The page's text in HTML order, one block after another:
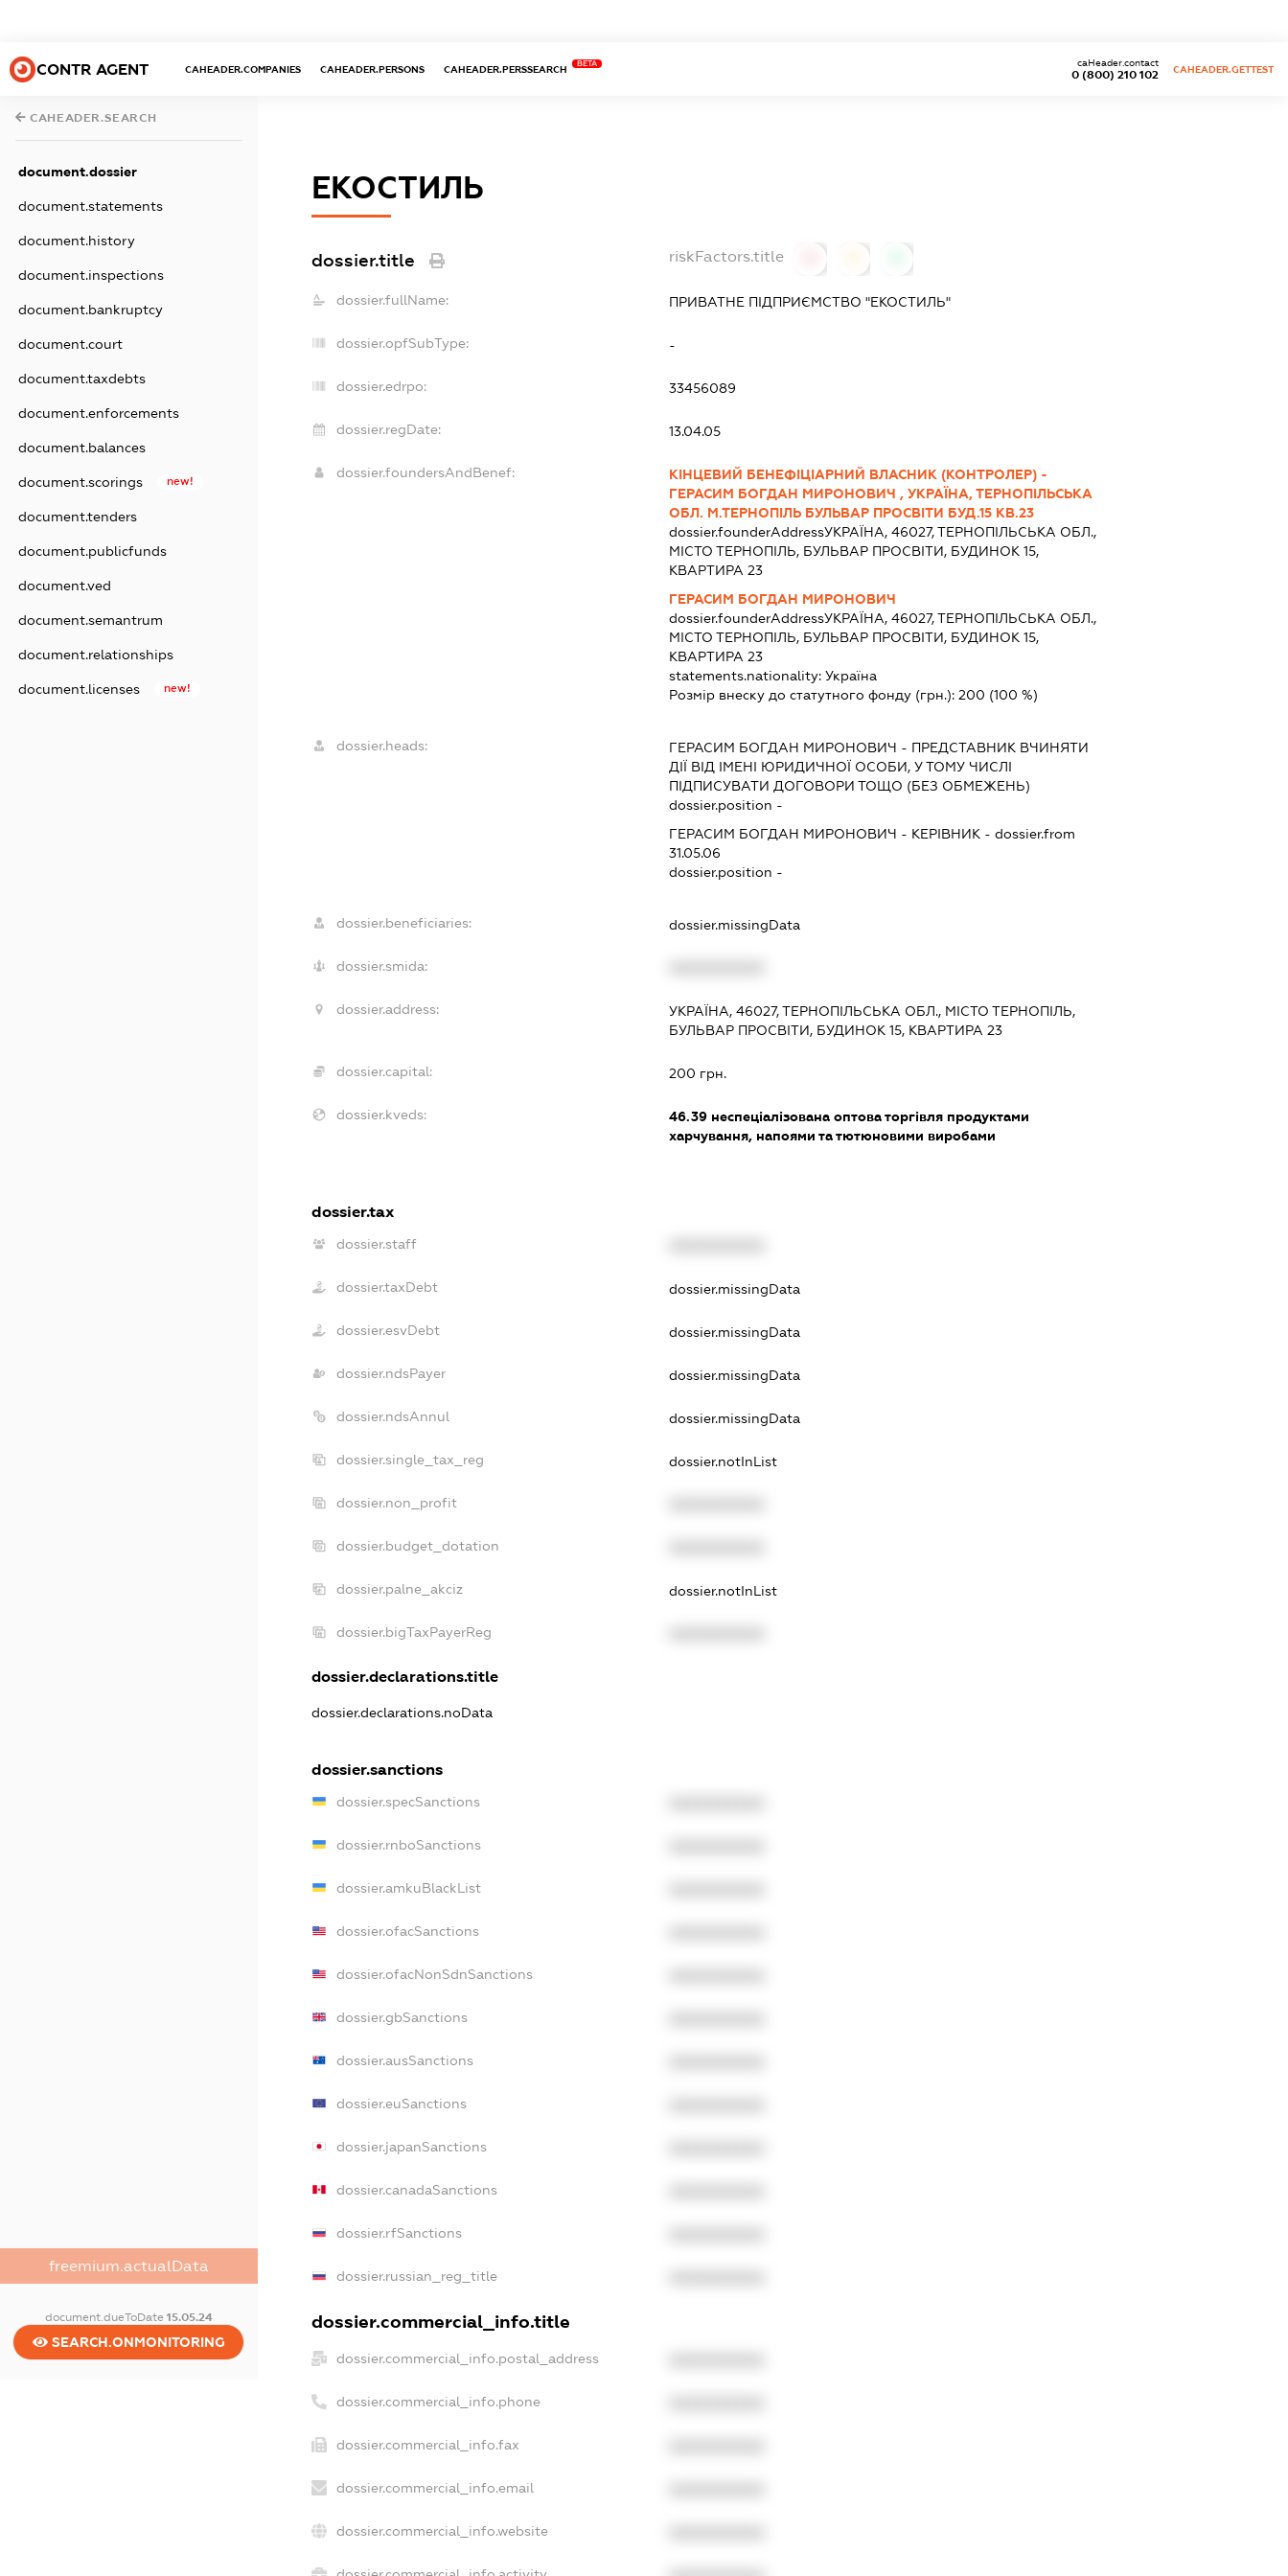
CONTR AGENT CAHEADER.COMPANIES CAHEADER.PERSONS CAHEADER.PERSSEARCH
BETA
0 (800) 210 102
caHeader.contact
CAHEADER.GETTEST
CAHEADER.SEARCH
document.dossier
document.statements
document.history
document.inspections
document.bankruptcy
document.court
document.taxdebts
document.enforcements
document.balances
document.scorings new!
document.tenders
document.publicfunds
document.ved
document.semantrum
document.relationships
document.licenses new!
freemium.actualData
document.dueToDate 15.05.24
SEARCH.ONMONITORING
ЕКОСТИЛЬ
dossier.title riskFactors.title
dossier.fullName: ПРИВАТНЕ ПІДПРИЄМСТВО "ЕКОСТИЛЬ"
dossier.opfSubType: -
dossier.edrpo: 33456089
dossier.regDate: 13.04.05
dossier.foundersAndBenef:
КІНЦЕВИЙ БЕНЕФІЦІАРНИЙ ВЛАСНИК (КОНТРОЛЕР) -
ГЕРАСИМ БОГДАН МИРОНОВИЧ , УКРАЇНА, ТЕРНОПІЛЬСЬКА
ОБЛ. М.ТЕРНОПІЛЬ БУЛЬВАР ПРОСВІТИ БУД.15 КВ.23
dossier.founderAddressУКРАЇНА, 46027, ТЕРНОПІЛЬСЬКА ОБЛ.,
МІСТО ТЕРНОПІЛЬ, БУЛЬВАР ПРОСВІТИ, БУДИНОК 15,
КВАРТИРА 23
ГЕРАСИМ БОГДАН МИРОНОВИЧ
dossier.founderAddressУКРАЇНА, 46027, ТЕРНОПІЛЬСЬКА ОБЛ.,
МІСТО ТЕРНОПІЛЬ, БУЛЬВАР ПРОСВІТИ, БУДИНОК 15,
КВАРТИРА 23
statements.nationality: Україна
Розмір внеску до статутного фонду (грн.): 200 (100 %)
dossier.heads: ГЕРАСИМ БОГДАН МИРОНОВИЧ - ПРЕДСТАВНИК ВЧИНЯТИ
ДІЇ ВІД ІМЕНІ ЮРИДИЧНОЇ ОСОБИ, У ТОМУ ЧИСЛІ
ПІДПИСУВАТИ ДОГОВОРИ ТОЩО (БЕЗ ОБМЕЖЕНЬ)
dossier.position -
ГЕРАСИМ БОГДАН МИРОНОВИЧ - КЕРІВНИК - dossier.from
31.05.06
dossier.position -
dossier.beneficiaries: dossier.missingData
dossier.smida:
dossier.address:
УКРАЇНА, 46027, ТЕРНОПІЛЬСЬКА ОБЛ., МІСТО ТЕРНОПІЛЬ,
БУЛЬВАР ПРОСВІТИ, БУДИНОК 15, КВАРТИРА 23
dossier.capital: 200 грн.
dossier.kveds: 46.39неспеціалізована оптова торгівля продуктами
харчування, напоями та тютюновими виробами
dossier.tax
dossier.staff
dossier.taxDebt dossier.missingData
dossier.esvDebt dossier.missingData
dossier.ndsPayer dossier.missingData
dossier.ndsAnnul dossier.missingData
dossier.single_tax_reg dossier.notInList
dossier.non_profit
dossier.budget_dotation
dossier.palne_akciz dossier.notInList
dossier.bigTaxPayerReg
dossier.declarations.title
dossier.declarations.noData
dossier.sanctions
dossier.specSanctions
dossier.rnboSanctions
dossier.amkuBlackList
dossier.ofacSanctions
dossier.ofacNonSdnSanctions
dossier.gbSanctions
dossier.ausSanctions
dossier.euSanctions
dossier.japanSanctions
dossier.canadaSanctions
dossier.rfSanctions
dossier.russian_reg_title
dossier.commercial_info.title
dossier.commercial_info.postal_address
dossier.commercial_info.phone
dossier.commercial_info.fax
dossier.commercial_info.email
dossier.commercial_info.website